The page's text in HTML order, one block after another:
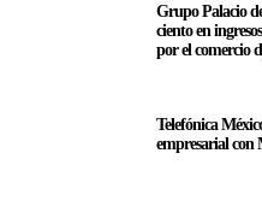
Grupo Palacio
ciento en
por el comercio
Telefónica
empresarial con